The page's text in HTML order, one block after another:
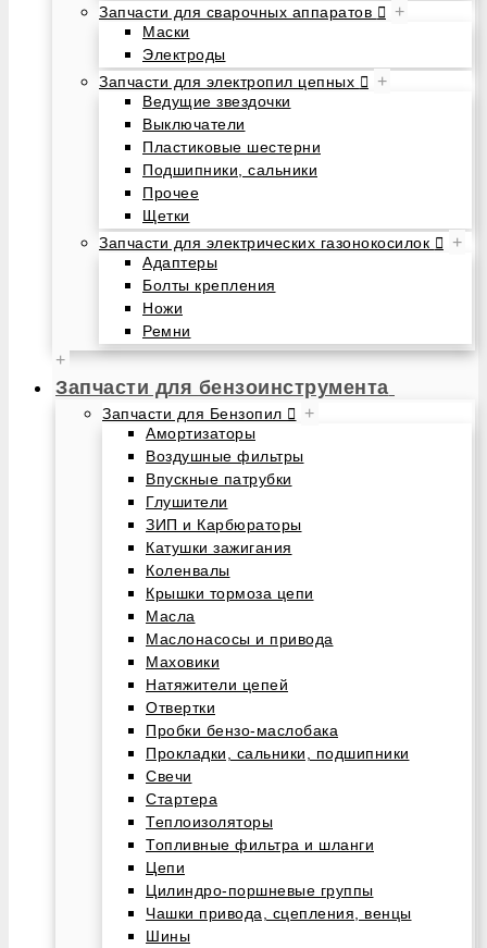
Запчасти для сварочных аппаратов
+
Маски
Электроды
Запчасти для электропил цепных
+
Ведущие звездочки
Выключатели
Пластиковые шестерни
Подшипники, сальники
Прочее
Щетки
Запчасти для электрических газонокосилок
+
Адаптеры
Болты крепления
Ножи
Ремни
+
Запчасти для бензоинструмента
Запчасти для Бензопил +
Амортизаторы
Воздушные фильтры
Впускные патрубки
Глушители
ЗИП и Карбюраторы
Катушки зажигания
Коленвалы
Крышки тормоза цепи
Масла
Маслонасосы и привода
Маховики
Натяжители цепей
Отвертки
Пробки бензо-маслобака
Прокладки, сальники, подшипники
Свечи
Стартера
Теплоизоляторы
Топливные фильтра и шланги
Цепи
Цилиндро-поршневые группы
Чашки привода, сцепления, венцы
Шины